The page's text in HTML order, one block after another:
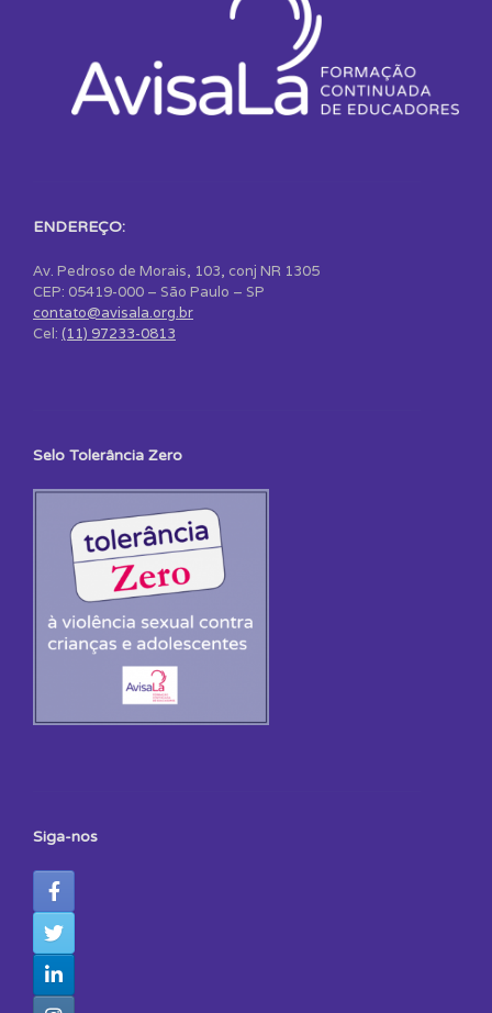
ENDEREÇO:
Av. Pedroso de Morais, 103, conj NR 1305
CEP: 05419-000 – São Paulo – SP
contato@avisala.org.br
Cel: (11) 97233-0813
Selo Tolerância Zero
Siga-nos